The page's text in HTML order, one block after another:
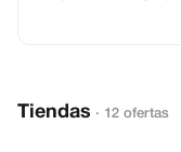
Tiendas · 12 ofertas